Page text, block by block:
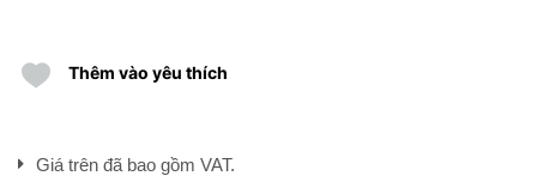
Thêm vào yêu thích
Giá trên đã bao gồm VAT.